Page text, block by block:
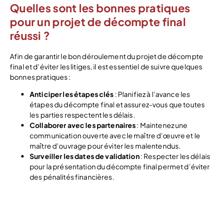
Quelles sont les bonnes pratiques
pour un projet de décompte final
réussi ?
Afin de garantir le bon déroulement du projet de décompte
final et d’éviter les litiges, il est essentiel de suivre quelques
bonnes pratiques :
Anticiper les étapes clés : Planifiez à l’avance les
étapes du décompte final et assurez-vous que toutes
les parties respectent les délais.
Collaborer avec les partenaires: Maintenez une
communication ouverte avec le maître d’œuvre et le
maître d’ouvrage pour éviter les malentendus.
Surveiller les dates de validation: Respecter les délais
pour la présentation du décompte final permet d’éviter
des pénalités financières.